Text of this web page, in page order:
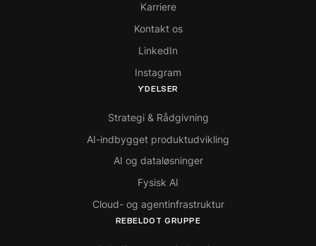
Karriere
Kontakt os
LinkedIn
Instagram
YDELSER
Strategi & Rådgivning
AI-indbygget produktudvikling
AI og dataløsninger
Fysisk AI
Cloud- og agentinfrastruktur
REBELDOT GRUPPE